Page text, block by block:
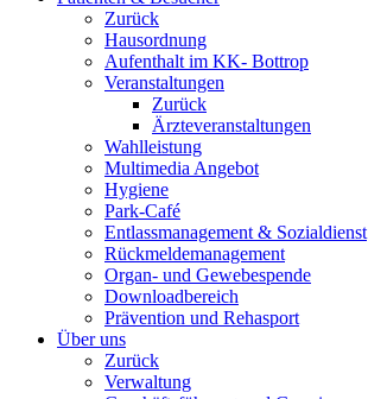
Zurück
Hausordnung
Aufenthalt im KK- Bottrop
Veranstaltungen
Zurück
Ärzteveranstaltungen
Wahlleistung
Multimedia Angebot
Hygiene
Park-Café
Entlassmanagement & Sozialdienst
Rückmeldemanagement
Organ- und Gewebespende
Downloadbereich
Prävention und Rehasport
Über uns
Zurück
Verwaltung